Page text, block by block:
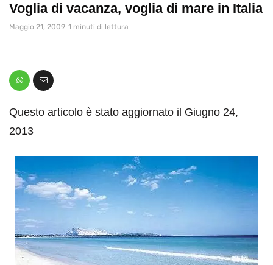
Voglia di vacanza, voglia di mare in Italia
Maggio 21, 2009 1 minuti di lettura
Questo articolo è stato aggiornato il Giugno 24,
2013